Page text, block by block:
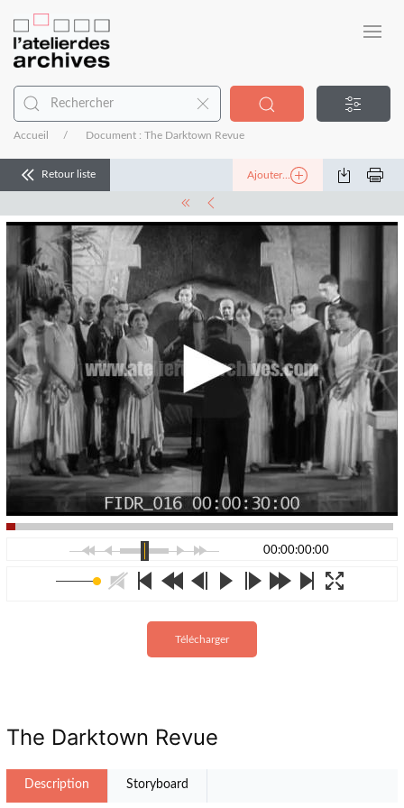
Accueil Document : The Darktown Revue
Retour liste Ajouter...
00:00:00:00
Télécharger
The Darktown Revue
Description Storyboard